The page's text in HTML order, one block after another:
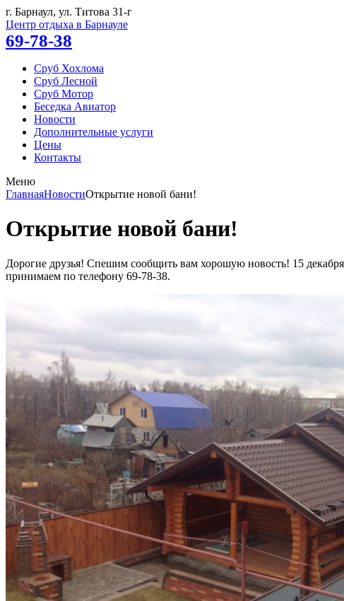
г. Барнаул, ул. Титова 31-г
Центр отдыха в Барнауле
69-78-38
Сруб Хохлома
Сруб Лесной
Сруб Мотор
Беседка Авиатор
Новости
Дополнительные услуги
Цены
Контакты
Меню
ГлавнаяНовостиОткрытие новой бани!
Открытие новой бани!
Дорогие друзья! Спешим сообщить вам хорошую новость! 15
принимаем по телефону 69-78-38.